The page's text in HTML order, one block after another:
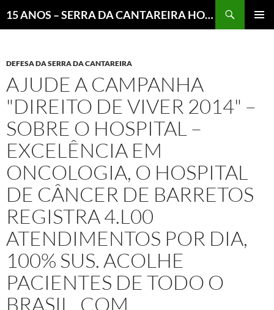
15 ANOS – SERRA DA CANTAREIRA HOJE E COTIDIANO DO BRASIL E DO MUNDO
DEFESA DA SERRA DA CANTAREIRA
AJUDE A CAMPANHA
"DIREITO DE VIVER 2014" –
SOBRE O HOSPITAL –
EXCELÊNCIA EM
ONCOLOGIA, O HOSPITAL
DE CÂNCER DE BARRETOS
REGISTRA 4.L00
ATENDIMENTOS POR DIA,
100% SUS. ACOLHE
PACIENTES DE TODO O
BRASIL, COM